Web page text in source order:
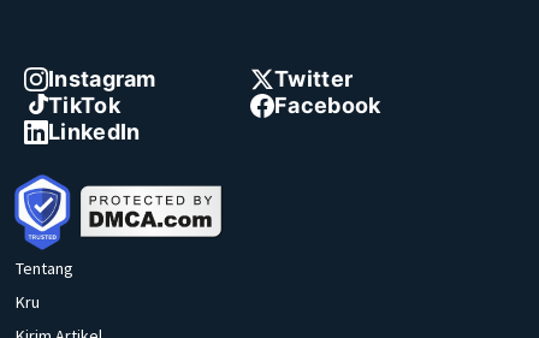
Instagram
Twitter
TikTok
Facebook
LinkedIn
Tentang
Kru